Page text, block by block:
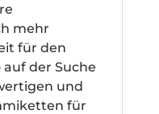
mehr
für den
auf der Suche
und
für